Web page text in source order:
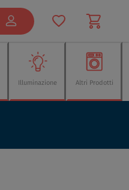
Illuminazione Altri Prodotti